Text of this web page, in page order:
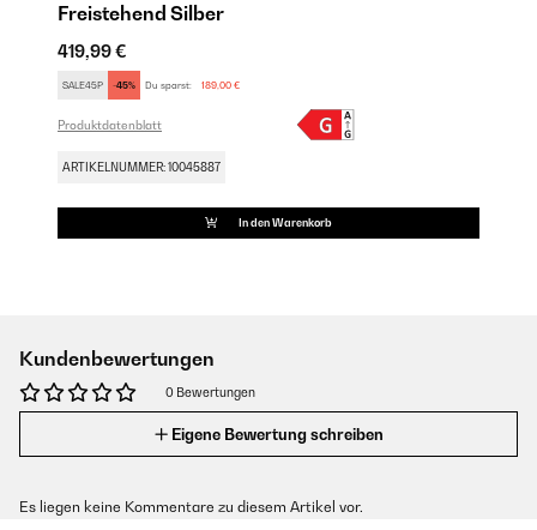
Freistehend​ Silber
419,99 €
SALE45P -45% Du sparst: 189,00 €
Produktdatenblatt
ARTIKELNUMMER: 10045887
In den Warenkorb
Kundenbewertungen
0 Bewertungen
Eigene Bewertung schreiben
Es liegen keine Kommentare zu diesem Artikel vor.